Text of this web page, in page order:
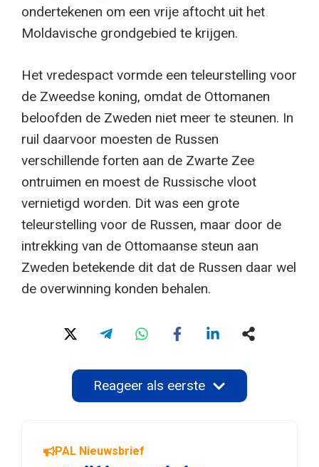
ondertekenen om een vrije aftocht uit het
Moldavische grondgebied te krijgen.
Het vredespact vormde een teleurstelling voor
de Zweedse koning, omdat de Ottomanen
beloofden de Zweden niet meer te steunen. In
ruil daarvoor moesten de Russen
verschillende forten aan de Zwarte Zee
ontruimen en moest de Russische vloot
vernietigd worden. Dit was een grote
teleurstelling voor de Russen, maar door de
intrekking van de Ottomaanse steun aan
Zweden betekende dit dat de Russen daar wel
de overwinning konden behalen.
Reageer als eerste
PAL Nieuwsbrief